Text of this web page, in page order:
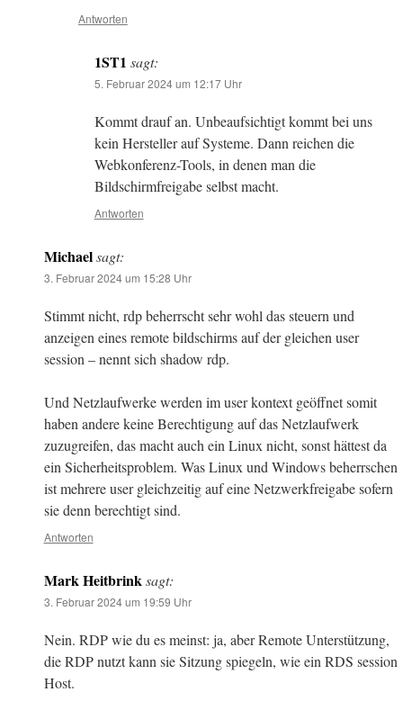
Antworten
1ST1 sagt:
5. Februar 2024 um 12:17 Uhr
Kommt drauf an. Unbeaufsichtigt kommt bei uns
kein Hersteller auf Systeme. Dann reichen die
Webkonferenz-Tools, in denen man die
Bildschirmfreigabe selbst macht.
Antworten
Michael sagt:
3. Februar 2024 um 15:28 Uhr
Stimmt nicht, rdp beherrscht sehr wohl das steuern und
anzeigen eines remote bildschirms auf der gleichen user
session – nennt sich shadow rdp.
Und Netzlaufwerke werden im user kontext geöffnet somit
haben andere keine Berechtigung auf das Netzlaufwerk
zuzugreifen, das macht auch ein Linux nicht, sonst hättest da
ein Sicherheitsproblem. Was Linux und Windows beherrschen
ist mehrere user gleichzeitig auf eine Netzwerkfreigabe sofern
sie denn berechtigt sind.
Antworten
Mark Heitbrink sagt:
3. Februar 2024 um 19:59 Uhr
Nein. RDP wie du es meinst: ja, aber Remote Unterstützung,
die RDP nutzt kann sie Sitzung spiegeln, wie ein RDS session
Host.